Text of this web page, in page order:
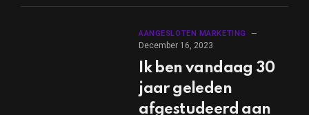
AANGESLOTEN MARKETING
December 16, 2023
Ik ben vandaag 30
jaar geleden
afgestudeerd aan